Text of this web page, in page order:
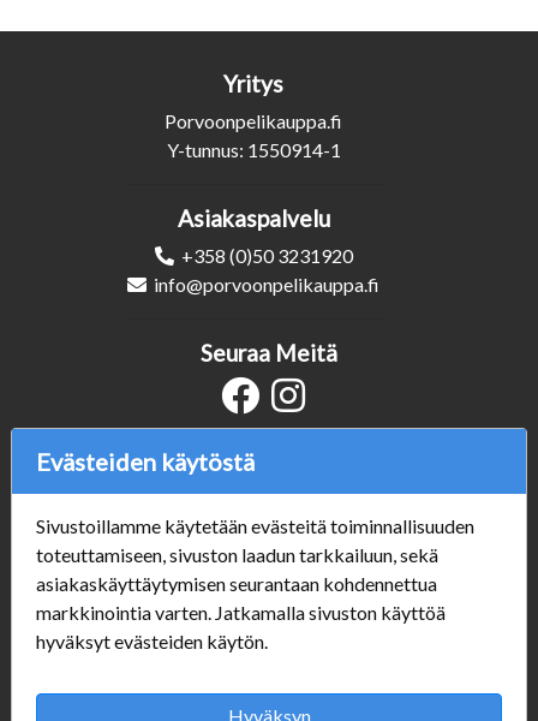
Yritys
Porvoonpelikauppa.fi
Y-tunnus: 1550914-1
Asiakaspalvelu
+358 (0)50 3231920
info@porvoonpelikauppa.fi
Verkkokauppa
#porvoonsithlord
Tilaus- ja toimitusehdot
ALE TUOTTEET
Mannerheiminkatu 10
Aukioloajat:
Seuraa Meitä
Evästeiden käytöstä
Sivustoillamme käytetään evästeitä toiminnallisuuden
toteuttamiseen, sivuston laadun tarkkailuun, sekä
asiakaskäyttäytymisen seurantaan kohdennettua
markkinointia varten. Jatkamalla sivuston käyttöä
hyväksyt evästeiden käytön.
Hyväksyn